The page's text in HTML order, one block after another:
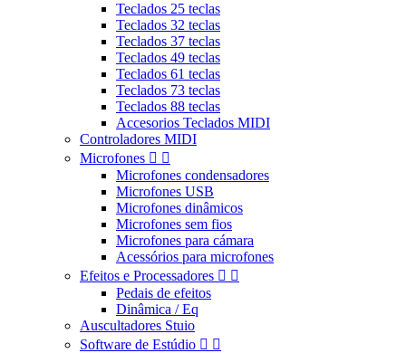
Teclados 25 teclas
Teclados 32 teclas
Teclados 37 teclas
Teclados 49 teclas
Teclados 61 teclas
Teclados 73 teclas
Teclados 88 teclas
Accesorios Teclados MIDI
Controladores MIDI
Microfones  
Microfones condensadores
Microfones USB
Microfones dinâmicos
Microfones sem fios
Microfones para cámara
Acessórios para microfones
Efeitos e Processadores  
Pedais de efeitos
Dinâmica / Eq
Auscultadores Stuio
Software de Estúdio  